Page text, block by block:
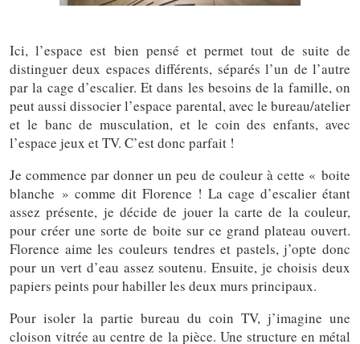
Ici, l’espace est bien pensé et permet tout de suite de
distinguer deux espaces différents, séparés l’un de l’autre
par la cage d’escalier. Et dans les besoins de la famille, on
peut aussi dissocier l’espace parental, avec le bureau/atelier
et le banc de musculation, et le coin des enfants, avec
l’espace jeux et TV. C’est donc parfait !
Je commence par donner un peu de couleur à cette « boite
blanche » comme dit Florence ! La cage d’escalier étant
assez présente, je décide de jouer la carte de la couleur,
pour créer une sorte de boite sur ce grand plateau ouvert.
Florence aime les couleurs tendres et pastels, j’opte donc
pour un vert d’eau assez soutenu. Ensuite, je choisis deux
papiers peints pour habiller les deux murs principaux.
Pour isoler la partie bureau du coin TV, j’imagine une
cloison vitrée au centre de la pièce. Une structure en métal